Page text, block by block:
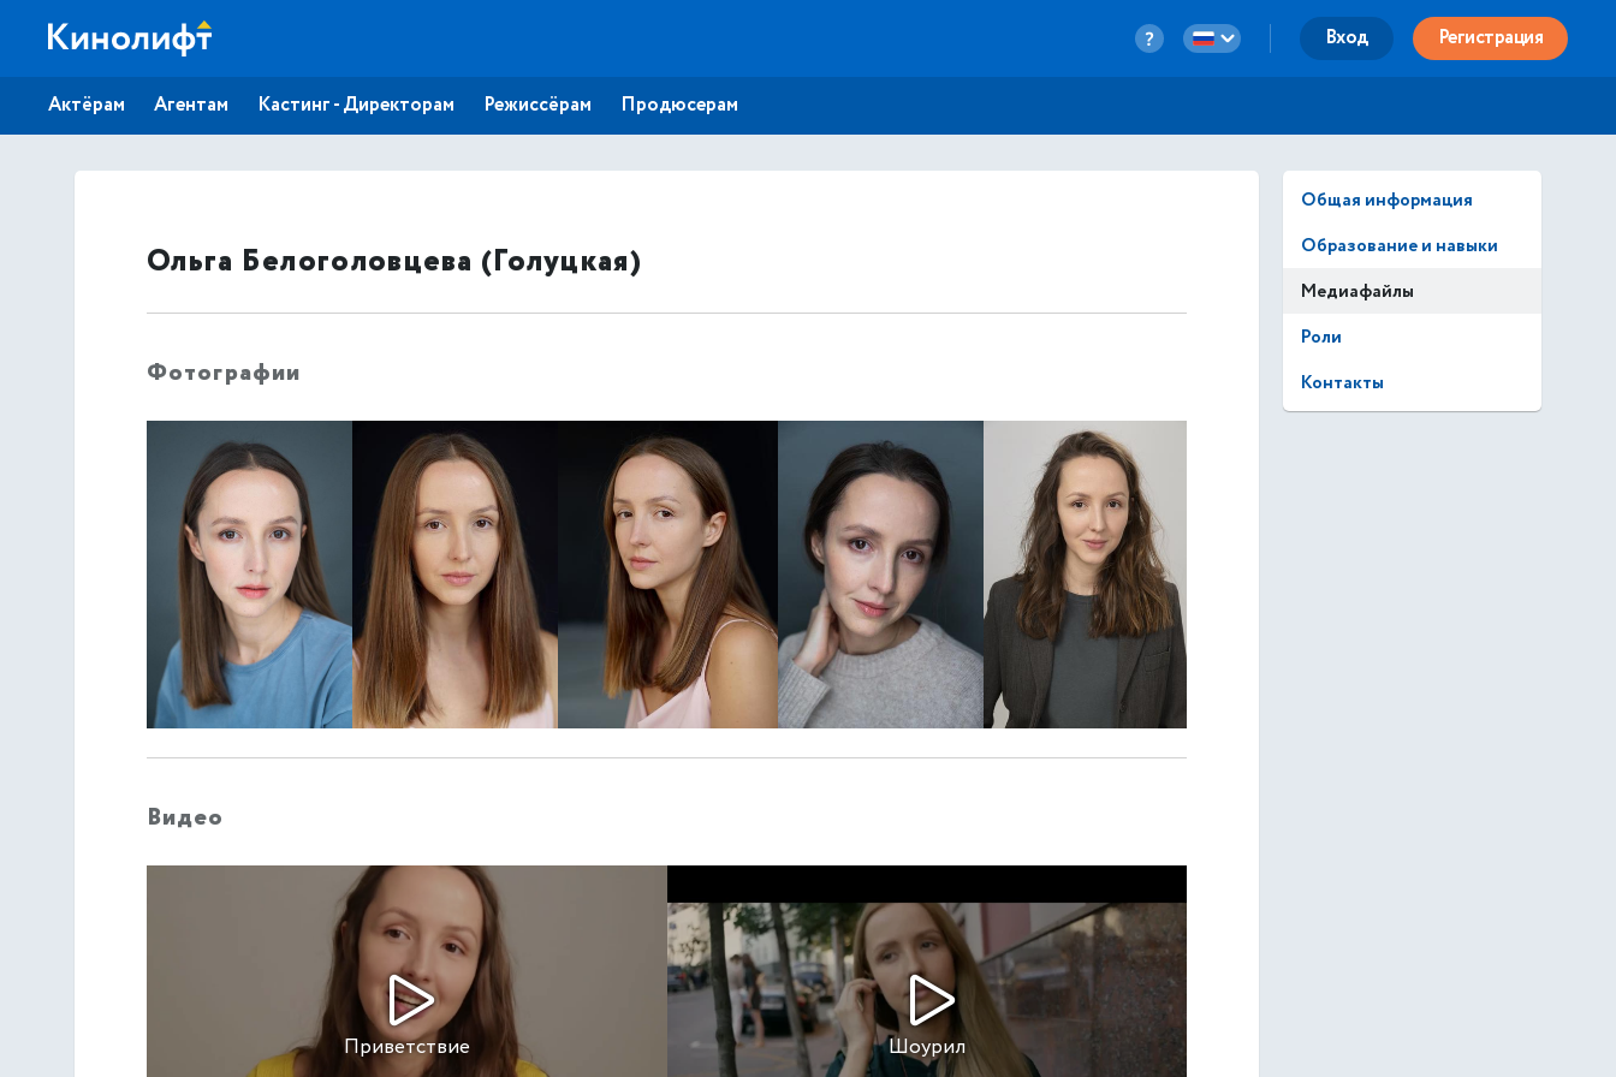
Вход Регистрация
Актёрам Агентам Кастинг - Директорам Режиссёрам Продюсерам
Ольга Белоголовцева (Голуцкая)
Фотографии
Видео
Приветствие Шоурил
Общая информация
Образование и навыки
Медиафайлы
Роли
Контакты